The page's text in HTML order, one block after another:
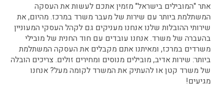
אתר "המובילים בישראל" מזמין אתכם לעשות את העסקה
המשתלמת ביותר עם שירות של מעבר משרד במרכז. מהיום, את
שירותי ההובלות שלנו אנחנו מעניקים גם לקהל העסקי המעוניין
בהעברה של משרד. אנחנו עובדים עם חוד החנית של מובילי
משרדים במרכז, ומאיתנו אתם מקבלים את העסקה המשתלמת
ביותר: שירות אדיב, מובילים מנוסים ומחירים זולים. צריכים הובלה
של משרד קטן או להעתיק את המשרד לקומה מעל? אנחנו
מגיעים!